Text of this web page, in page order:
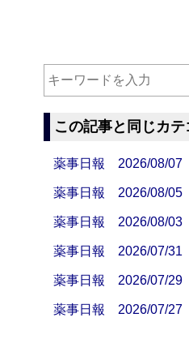
この記事と同じカ
薬事日報 2026/08/07
薬事日報 2026/08/05
薬事日報 2026/08/03
薬事日報 2026/07/31
薬事日報 2026/07/29
薬事日報 2026/07/27